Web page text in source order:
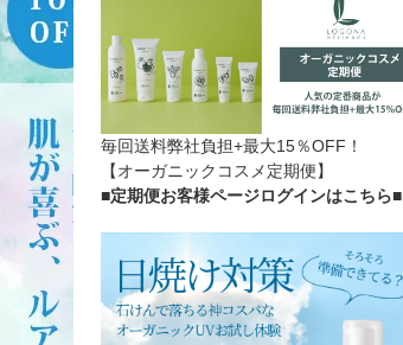
毎回送料弊社負担+最大15％OFF！
【オーガニックコスメ定期便】
■定期便お客様ページログインはこちら■